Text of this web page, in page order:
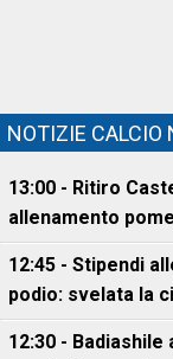
NOTIZIE CALCIO
13:00 - Ritiro
allenamento
12:45 - Stipendi
podio: svelata la
12:30 -